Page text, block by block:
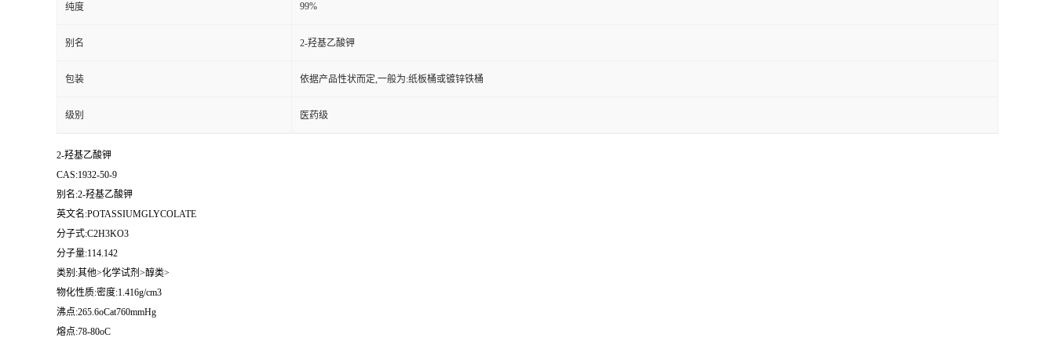
纯度 99%
别名 2-羟基乙酸钾
包装 依据产品性状而定,一般为:纸板桶或镀锌铁桶
级别 医药级
2-羟基乙酸钾
CAS:1932-50-9
别名:2-羟基乙酸钾
英文名:POTASSIUMGLYCOLATE
分子式:C2H3KO3
分子量:114.142
类别:其他>化学试剂>醇类>
物化性质:密度:1.416g/cm3
沸点:265.6oCat760mmHg
熔点:78-80oC